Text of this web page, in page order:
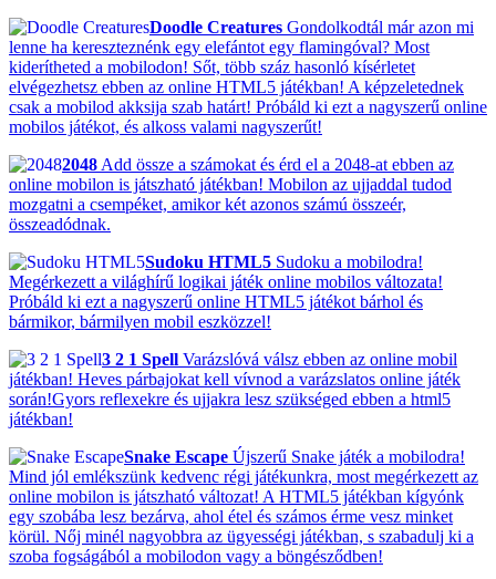
Doodle Creatures Gondolkodtál már azon mi
lenne ha kereszteznénk egy elefántot egy flamingóval? Most
kiderítheted a mobilodon! Sőt, több száz hasonló kísérletet
elvégezhetsz ebben az online HTML5 játékban! A képzeletednek
csak a mobilod akksija szab határt! Próbáld ki ezt a nagyszerű online
mobilos játékot, és alkoss valami nagyszerűt!
2048 Add össze a számokat és érd el a 2048-at ebben az
online mobilon is játszható játékban! Mobilon az ujjaddal tudod
mozgatni a csempéket, amikor két azonos számú összeér,
összeadódnak.
Sudoku HTML5 Sudoku a mobilodra!
Megérkezett a világhírű logikai játék online mobilos változata!
Próbáld ki ezt a nagyszerű online HTML5 játékot bárhol és
bármikor, bármilyen mobil eszközzel!
3 2 1 Spell Varázslóvá válsz ebben az online mobil
játékban! Heves párbajokat kell vívnod a varázslatos online játék
során!Gyors reflexekre és ujjakra lesz szükséged ebben a html5
játékban!
Snake Escape Újszerű Snake játék a mobilodra!
Mind jól emlékszünk kedvenc régi játékunkra, most megérkezett az
online mobilon is játszható változat! A HTML5 játékban kígyónk
egy szobába lesz bezárva, ahol étel és számos érme vesz minket
körül. Nőj minél nagyobbra az ügyességi játékban, s szabadulj ki a
szoba fogságából a mobilodon vagy a böngésződben!